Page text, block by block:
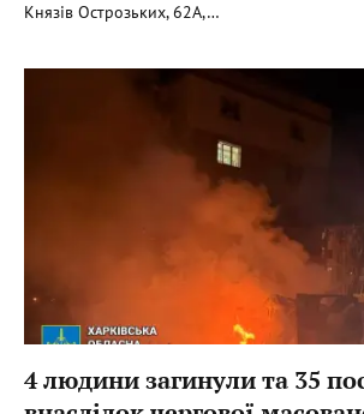
Князів Острозьких, 62А,…
4 людини загинули та 35